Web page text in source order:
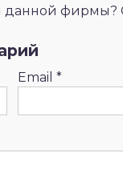
данной фирмы?
Email *